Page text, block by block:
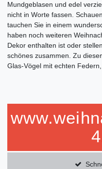
Mundgeblasen und edel
nicht in Worte fassen.
tauchen Sie in einem
haben noch weiteren
Dekor enthalten ist oder
schönes zusammen. Zu
Glas-Vögel mit echten